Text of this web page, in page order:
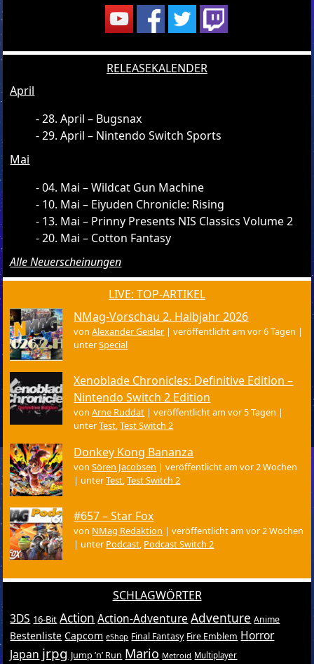
RELEASEKALENDER
April
28. April – Bugsnax
29. April – Nintendo Switch Sports
Mai
04. Mai – Wildcat Gun Machine
10. Mai – Eiyuden Chronicle: Rising
13. Mai – Prinny Presents NIS Classics Volume 2
20. Mai – Cotton Fantasy
Alle Neuerscheinungen
LIVE: TOP-ARTIKEL
NMag-Vorschau 2. Halbjahr 2026
vonAlexander Geisler |veröffentlicht am vor 6 Tagen |
unterSpecial
Xenoblade Chronicles: Definitive Edition –
Nintendo Switch 2 Edition
vonArne Ruddat |veröffentlicht am vor 5 Tagen |
unterTest,Test Switch 2
Donkey Kong Bananza
vonSören Jacobsen |veröffentlicht am vor 2 Wochen
| unterTest,Test Switch 2
#657 – Star Fox
von NMag Redaktion |veröffentlicht am vor 2 Wochen
| unter Podcast, Podcast Switch 2
SCHLAGWÖRTER
3DS 16-Bit Action Action-Adventure Adventure Anime
Bestenliste Capcom eShop Final Fantasy Fire Emblem Horror
Japan jrpg Jump ’n’ Run Mario Metroid Multiplayer